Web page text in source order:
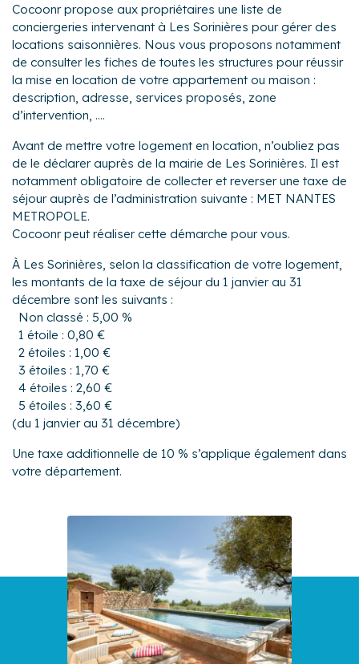
Cocoonr propose aux propriétaires une liste de
conciergeries intervenant à Les Sorinières pour gérer des
locations saisonnières. Nous vous proposons notamment
de consulter les fiches de toutes les structures pour réussir
la mise en location de votre appartement ou maison :
description, adresse, services proposés, zone
d’intervention, ....
Avant de mettre votre logement en location, n’oubliez pas
de le déclarer auprès de la mairie de Les Sorinières. Il est
notamment obligatoire de collecter et reverser une taxe de
séjour auprès de l’administration suivante : MET NANTES
METROPOLE.
Cocoonr peut réaliser cette démarche pour vous.
À Les Sorinières, selon la classification de votre logement,
les montants de la taxe de séjour du 1 janvier au 31
décembre sont les suivants :
Non classé : 5,00 %
1 étoile : 0,80 €
2 étoiles : 1,00 €
3 étoiles : 1,70 €
4 étoiles : 2,60 €
5 étoiles : 3,60 €
(du 1 janvier au 31 décembre)
Une taxe additionnelle de 10 % s’applique également dans
votre département.